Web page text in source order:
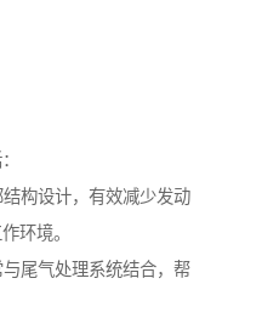
构设计，有效减少发动
环境。
尾气处理系统结合，帮